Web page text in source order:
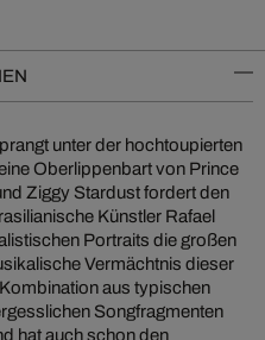
unter der hochtoupierten
Oberlippenbart von Prince
Ziggy Stardust fordert den
Künstler Rafael
Portraits die großen
Vermächtnis dieser
aus typischen
Songfragmenten
hat auch schon den